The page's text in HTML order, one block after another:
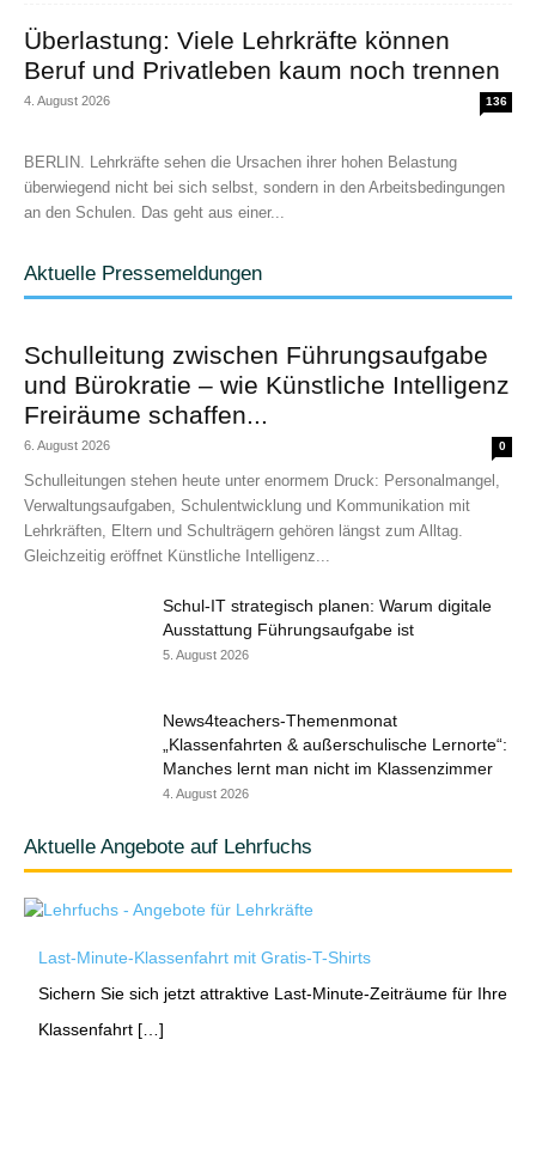
Überlastung: Viele Lehrkräfte können
Beruf und Privatleben kaum noch trennen
4. August 2026 136
BERLIN. Lehrkräfte sehen die Ursachen ihrer hohen Belastung
überwiegend nicht bei sich selbst, sondern in den Arbeitsbedingungen
an den Schulen. Das geht aus einer...
Aktuelle Pressemeldungen
Schulleitung zwischen Führungsaufgabe
und Bürokratie – wie Künstliche Intelligenz
Freiräume schaffen...
6. August 2026 0
Schulleitungen stehen heute unter enormem Druck: Personalmangel,
Verwaltungsaufgaben, Schulentwicklung und Kommunikation mit
Lehrkräften, Eltern und Schulträgern gehören längst zum Alltag.
Gleichzeitig eröffnet Künstliche Intelligenz...
Schul-IT strategisch planen: Warum digitale
Ausstattung Führungsaufgabe ist
5. August 2026
News4teachers-Themenmonat
„Klassenfahrten & außerschulische Lernorte“:
Manches lernt man nicht im Klassenzimmer
4. August 2026
Aktuelle Angebote auf Lehrfuchs
Last-Minute-Klassenfahrt mit Gratis-T-Shirts
Sichern Sie sich jetzt attraktive Last-Minute-Zeiträume für Ihre
Klassenfahrt […]